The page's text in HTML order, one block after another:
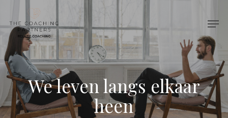
main
content
We leven langs elkaar
heen
Menu